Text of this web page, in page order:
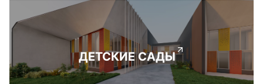
ДЕТСКИЕ САДЫ